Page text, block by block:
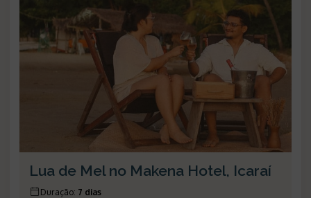
Lua de Mel no Makena Hotel, Icaraí
Duração: 7 dias